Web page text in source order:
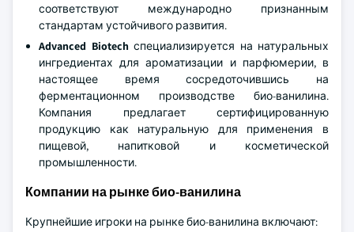
соответствуют международно признанным
стандартам устойчивого развития.
Advanced Biotech специализируется на натуральных
ингредиентах для ароматизации и парфюмерии, в
настоящее время сосредоточившись на
ферментационном производстве био-ванилина.
Компания предлагает сертифицированную
продукцию как натуральную для применения в
пищевой, напитковой и косметической
промышленности.
Компании на рынке био-ванилина
Крупнейшие игроки на рынке био-ванилина включают: